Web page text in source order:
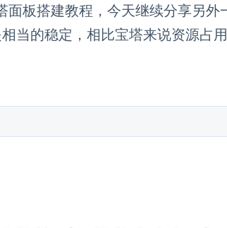
板搭建教程，今天继续分享另
当的稳定，相比宝塔来说资源占